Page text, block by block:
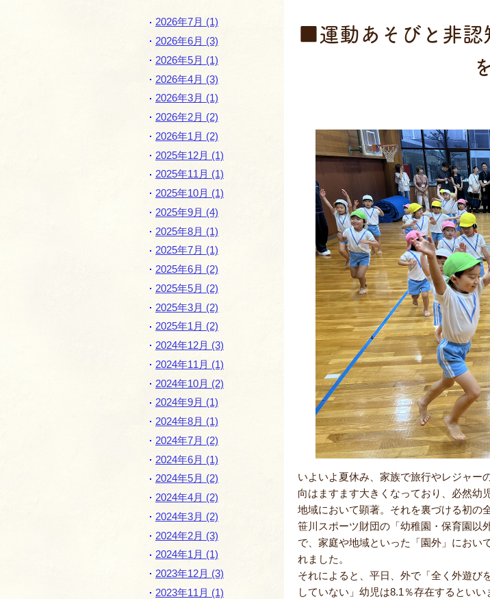
■運動あそびと非認
いよいよ夏休み、家族で旅行やレジャー
向はますます大きくなっており、必然幼
地域において顕著。それを裏づける初の
笹川スポーツ財団の「幼稚園・保育園以
で、家庭や地域といった「園外」におい
れました。
それによると、平日、外で「全く外遊び
していない」幼児は8.1％存在するとい
2026年7月 (1)
2026年6月 (3)
2026年5月 (1)
2026年4月 (3)
2026年3月 (1)
2026年2月 (2)
2026年1月 (2)
2025年12月 (1)
2025年11月 (1)
2025年10月 (1)
2025年9月 (4)
2025年8月 (1)
2025年7月 (1)
2025年6月 (2)
2025年5月 (2)
2025年3月 (2)
2025年1月 (2)
2024年12月 (3)
2024年11月 (1)
2024年10月 (2)
2024年9月 (1)
2024年8月 (1)
2024年7月 (2)
2024年6月 (1)
2024年5月 (2)
2024年4月 (2)
2024年3月 (2)
2024年2月 (3)
2024年1月 (1)
2023年12月 (3)
2023年11月 (1)